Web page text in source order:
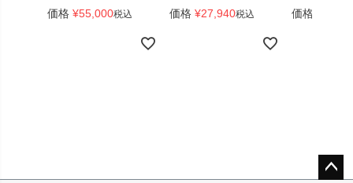
価格 ¥55,000税込 価格 ¥27,940税込 価格